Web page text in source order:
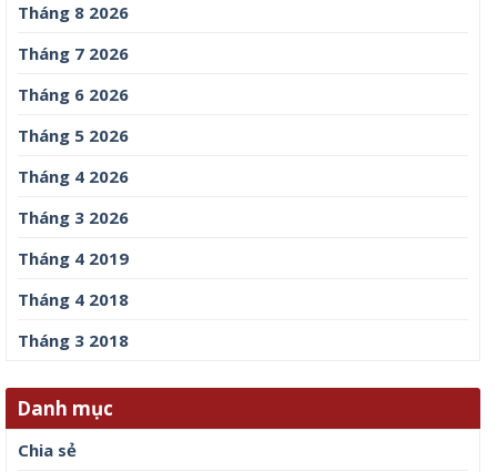
Tháng 8 2026
Tháng 7 2026
Tháng 6 2026
Tháng 5 2026
Tháng 4 2026
Tháng 3 2026
Tháng 4 2019
Tháng 4 2018
Tháng 3 2018
Danh mục
Chia sẻ